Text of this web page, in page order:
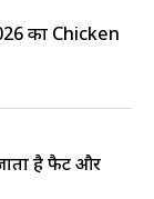
का Chicken
है फैट और